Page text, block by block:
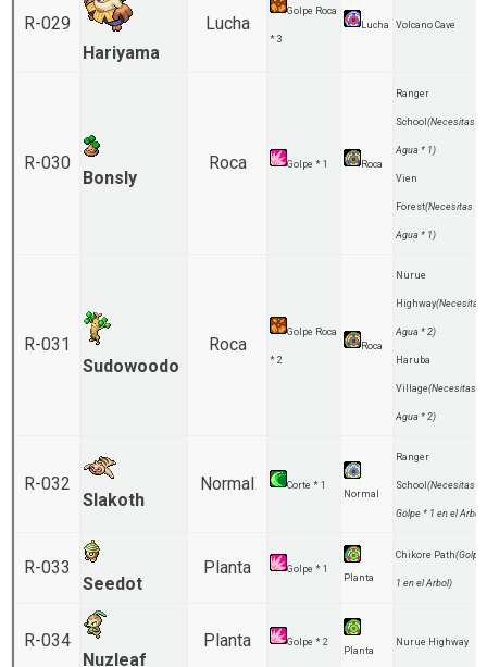
R-029
Hariyama
Lucha
Golpe Roca
* 3
Lucha Volcano Cave
R-030
Bonsly
Roca Golpe * 1 Roca
Ranger
School (Necesitas
Agua * 1)
Vien
Forest(Necesitas
Agua * 1)
R-031
Sudowoodo
Roca
Golpe Roca
* 2
Roca
Nurue
Highway(Necesitas
Agua * 2)
Haruba
Village(Necesitas
Agua * 2)
R-032
Slakoth
Normal
Corte * 1
Normal
Ranger
School (Necesitas
Golpe * 1 en el Arbol)
R-033
Seedot
Planta
Golpe * 1
Planta
Chikore Path(Golpe
1 en el Arbol)
R-034
Nuzleaf
Planta
Golpe * 2
Planta
Nurue Highway